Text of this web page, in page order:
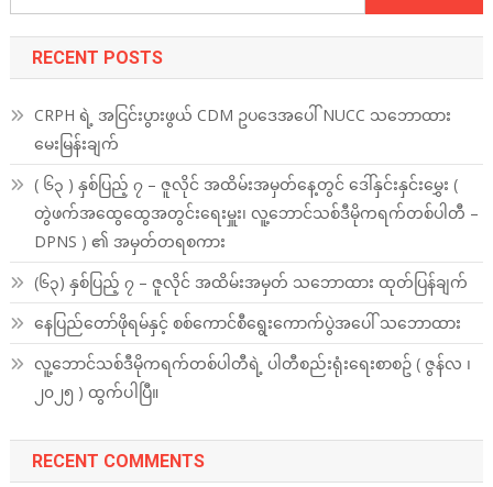
navigation
for:
RECENT POSTS
CRPH ရဲ့ အငြင်းပွားဖွယ် CDM ဥပဒေအပေါ် NUCC သဘောထား
မေးမြန်းချက်
( ၆၃ ) နှစ်ပြည့် ၇ – ဇူလိုင် အထိမ်းအမှတ်နေ့တွင် ဒေါ်နှင်းနှင်းမွှေး (
တွဲဖက်အထွေထွေအတွင်းရေးမှူး၊ လူ့ဘောင်သစ်ဒီမိုကရက်တစ်ပါတီ –
DPNS ) ၏ အမှတ်တရစကား
(၆၃) နှစ်ပြည့် ၇ – ဇူလိုင် အထိမ်းအမှတ် သဘောထား ထုတ်ပြန်ချက်
နေပြည်တော်ဖိုရမ်နှင့် စစ်ကောင်စီရွေးကောက်ပွဲအပေါ် သဘောထား
လူ့ဘောင်သစ်ဒီမိုကရက်တစ်ပါတီရဲ့ ပါတီစည်းရုံးရေးစာစဥ် ( ဇွန်လ ၊
၂၀၂၅ ) ထွက်ပါပြီ။
RECENT COMMENTS